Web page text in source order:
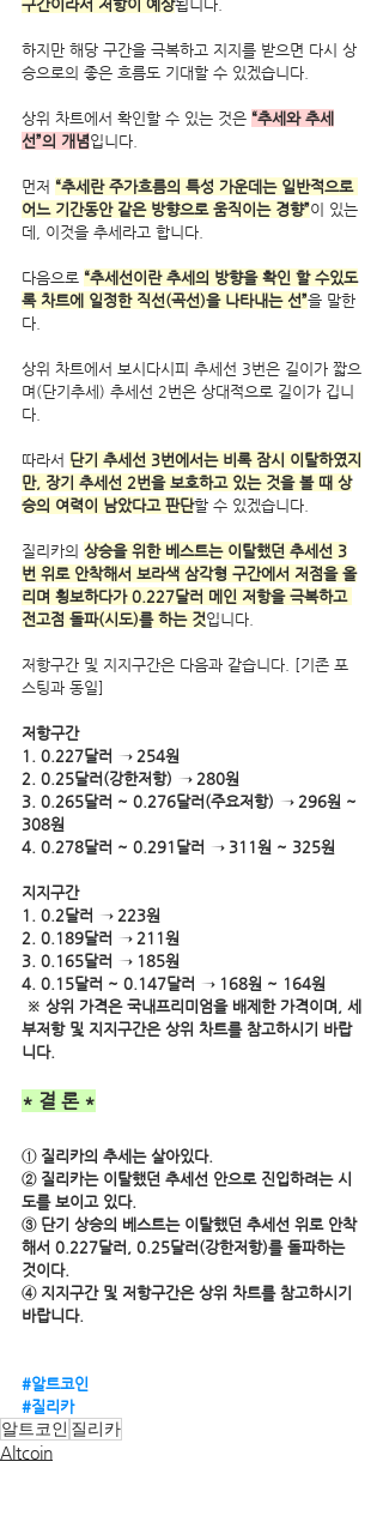
구간이라서 저항이 예상됩니다.
하지만 해당 구간을 극복하고 지지를 받으면 다시 상
승으로의 좋은 흐름도 기대할 수 있겠습니다.
상위 차트에서 확인할 수 있는 것은 “추세와 추세
선”의 개념입니다.
먼저 “추세란 주가흐름의 특성 가운데는 일반적으로
어느 기간동안 같은 방향으로 움직이는 경향”이 있는
데, 이것을 추세라고 합니다.
다음으로 “추세선이란 추세의 방향을 확인 할 수있도
록 차트에 일정한 직선(곡선)을 나타내는 선”을 말한
다.
상위 차트에서 보시다시피 추세선 3번은 길이가 짧으
며(단기추세) 추세선 2번은 상대적으로 길이가 깁니
다.
따라서 단기 추세선 3번에서는 비록 잠시 이탈하였지
만, 장기 추세선 2번을 보호하고 있는 것을 볼 때 상
승의 여력이 남았다고 판단할 수 있겠습니다.
질리카의 상승을 위한 베스트는 이탈했던 추세선 3
번 위로 안착해서 보라색 삼각형 구간에서 저점을 올
리며 횡보하다가 0.227달러 메인 저항을 극복하고
전고점 돌파(시도)를 하는 것입니다.
저항구간 및 지지구간은 다음과 같습니다. [기존 포
스팅과 동일]
저항구간
1. 0.227달러 → 254원
2. 0.25달러(강한저항) → 280원
3. 0.265달러 ~ 0.276달러(주요저항) → 296원 ~
308원
4. 0.278달러 ~ 0.291달러 → 311원 ~ 325원
지지구간
1. 0.2달러 → 223원
2. 0.189달러 → 211원
3. 0.165달러 → 185원
4. 0.15달러 ~ 0.147달러 → 168원 ~ 164원
※ 상위 가격은 국내프리미엄을 배제한 가격이며, 세
부저항 및 지지구간은 상위 차트를 참고하시기 바랍
니다.
* 결 론 *
① 질리카의 추세는 살아있다.
② 질리카는 이탈했던 추세선 안으로 진입하려는 시
도를 보이고 있다.
③ 단기 상승의 베스트는 이탈했던 추세선 위로 안착
해서 0.227달러, 0.25달러(강한저항)를 돌파하는
것이다.
④ 지지구간 및 저항구간은 상위 차트를 참고하시기
바랍니다.
#알트코인
#질리카
알트코인 질리카
Altcoin